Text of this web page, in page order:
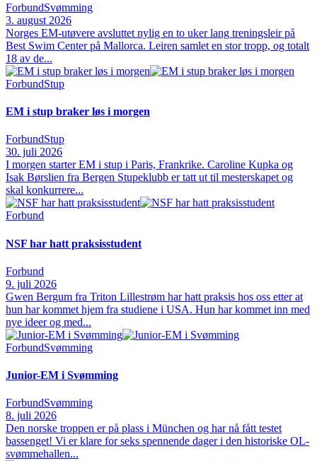
ForbundSvømming
3. august 2026
Norges EM‑utøvere avsluttet nylig en to uker lang treningsleir på
Best Swim Center på Mallorca. Leiren samlet en stor tropp, og totalt
18 av de...
ForbundStup
EM i stup braker løs i morgen
ForbundStup
30. juli 2026
I morgen starter EM i stup i Paris, Frankrike. Caroline Kupka og
Isak Børslien fra Bergen Stupeklubb er tatt ut til mesterskapet og
skal konkurrere...
Forbund
NSF har hatt praksisstudent
Forbund
9. juli 2026
Gwen Bergum fra Triton Lillestrøm har hatt praksis hos oss etter at
hun har kommet hjem fra studiene i USA. Hun har kommet inn med
nye ideer og med...
ForbundSvømming
Junior-EM i Svømming
ForbundSvømming
8. juli 2026
Den norske troppen er på plass i München og har nå fått testet
bassenget! Vi er klare for seks spennende dager i den historiske OL-
svømmehallen...